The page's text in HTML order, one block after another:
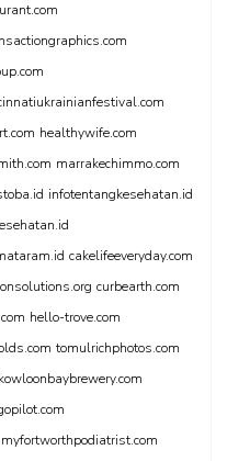
healthywife.com
marrakechimmo.com
infotentangkesehatan.id
cakelifeeveryday.com
curbearth.com
hello-trove.com
tomulrichphotos.com
kowloonbaybrewery.com
myfortworthpodiatrist.com